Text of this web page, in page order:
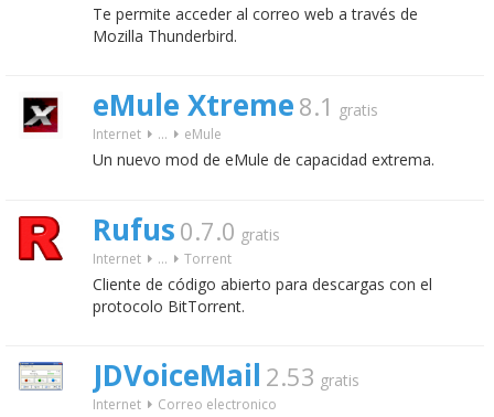
Te permite acceder al correo web a través de
Mozilla Thunderbird.
eMule Xtreme 8.1 gratis
Internet ... eMule
Un nuevo mod de eMule de capacidad extrema.
Rufus 0.7.0 gratis
Internet ... Torrent
Cliente de código abierto para descargas con el
protocolo BitTorrent.
JDVoiceMail 2.53 gratis
Internet Correo electronico